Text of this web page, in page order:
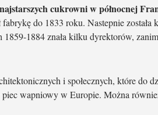
cukrowni w północnej
do 1833 roku. Nastepnie
1884 znała kilku dyrektorów,
i społecznych, które do
wapniowy w Europie. Można